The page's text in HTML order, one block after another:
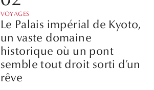
VOYAGES
Le Palais impérial de Kyoto,
un vaste domaine
historique où un pont
semble tout droit sorti d’un
rêve